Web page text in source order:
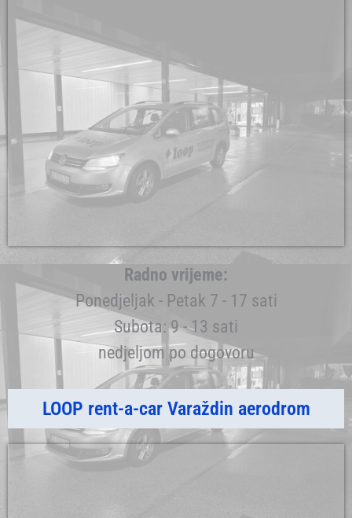
Radno vrijeme:
Ponedjeljak - Petak 7 - 17 sati
Subota: 9 - 13 sati
nedjeljom po dogovoru
LOOP rent-a-car Varaždin aerodrom